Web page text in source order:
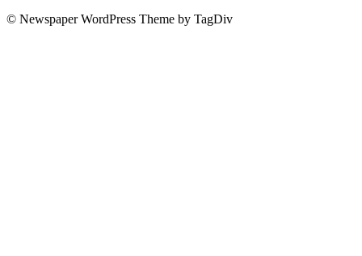
© Newspaper WordPress Theme by TagDiv